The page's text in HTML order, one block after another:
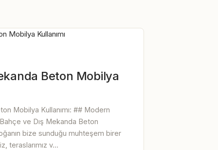
Beton Mobilya
Mobilya Kullanımı: ## Modern
Bahçe ve Dış Mekanda Beton
bize sunduğu muhteşem birer
teraslarımız v...